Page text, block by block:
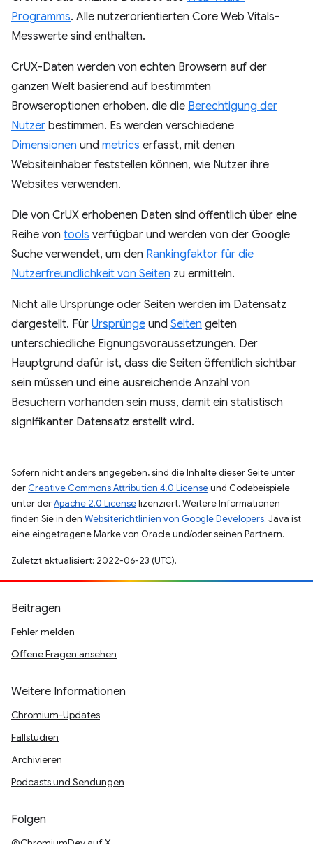
Programms. Alle nutzerorientierten Core Web Vitals-
Messwerte sind enthalten.
CrUX-Daten werden von echten Browsern auf der
ganzen Welt basierend auf bestimmten
Browseroptionen erhoben, die die Berechtigung der
Nutzer bestimmen. Es werden verschiedene
Dimensionen und metrics erfasst, mit denen
Websiteinhaber feststellen können, wie Nutzer ihre
Websites verwenden.
Die von CrUX erhobenen Daten sind öffentlich über eine
Reihe von tools verfügbar und werden von der Google
Suche verwendet, um den Rankingfaktor für die
Nutzerfreundlichkeit von Seiten zu ermitteln.
Nicht alle Ursprünge oder Seiten werden im Datensatz
dargestellt. Für Ursprünge und Seiten gelten
unterschiedliche Eignungsvoraussetzungen. Der
Hauptgrund dafür ist, dass die Seiten öffentlich sichtbar
sein müssen und eine ausreichende Anzahl von
Besuchern vorhanden sein muss, damit ein statistisch
signifikanter Datensatz erstellt wird.
Sofern nicht anders angegeben, sind die Inhalte dieser Seite unter
der Creative Commons Attribution 4.0 Licenseund Codebeispiele
unter derApache 2.0 Licenselizenziert. Weitere Informationen
finden Sie in den Websiterichtlinien von Google Developers. Java ist
eine eingetragene Marke von Oracle und/oder seinen Partnern.
Zuletzt aktualisiert: 2022-06-23 (UTC).
Beitragen
Fehler melden
Offene Fragen ansehen
Weitere Informationen
Chromium-Updates
Fallstudien
Archivieren
Podcasts und Sendungen
Folgen